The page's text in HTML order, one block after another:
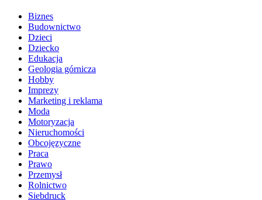
Biznes
Budownictwo
Dzieci
Dziecko
Edukacja
Geologia górnicza
Hobby
Imprezy
Marketing i reklama
Moda
Motoryzacja
Nieruchomości
Obcojęzyczne
Praca
Prawo
Przemysł
Rolnictwo
Siebdruck